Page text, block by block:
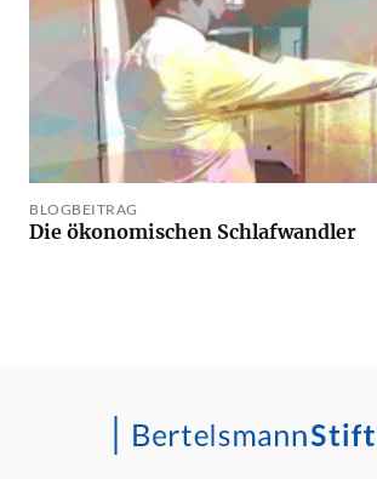
BLOGBEITRAG
Die ökonomischen Schlafwandler